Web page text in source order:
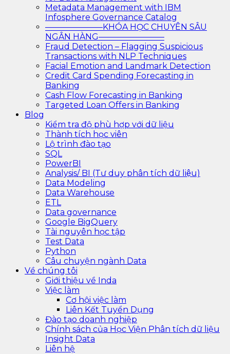
Metadata Management with IBM
Infosphere Governance Catalog
———————KHÓA HỌC CHUYÊN SÂU
NGÂN HÀNG————————
Fraud Detection – Flagging Suspicious
Transactions with NLP Techniques
Facial Emotion and Landmark Detection
Credit Card Spending Forecasting in
Banking
Cash Flow Forecasting in Banking
Targeted Loan Offers in Banking
Blog
Kiểm tra độ phù hợp với dữ liệu
Thành tích học viên
Lộ trình đào tạo
SQL
PowerBI
Analysis/ BI (Tư duy phân tích dữ liệu)
Data Modeling
Data Warehouse
ETL
Data governance
Google BigQuery
Tài nguyên học tập
Test Data
Python
Câu chuyện ngành Data
Về chúng tôi
Giới thiệu về Inda
Việc làm
Cơ hội việc làm
Liên Kết Tuyển Dụng
Đào tạo doanh nghiệp
Chính sách của Học Viện Phân tích dữ liệu
Insight Data
Liên hệ